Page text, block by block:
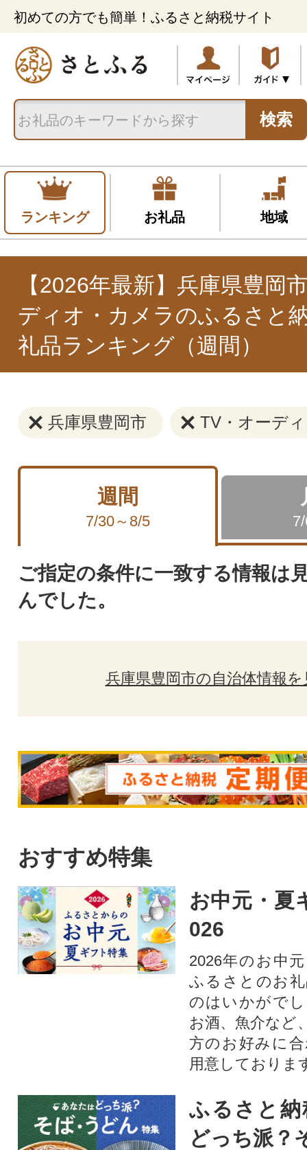
初めての方でも簡単！ふるさと納税サイト
検索
ランキング お礼品 地域
【2026年最新】兵庫県豊岡
ディオ・カメラのふるさと
礼品ランキング（週間）
兵庫県豊岡市 TV・オーデ
週間
7/30～8/5
ご指定の条件に一致する情報は
んでした。
兵庫県豊岡市の自治体情報を
おすすめ特集
お中元・夏
026
2026年のお中
ふるさとのお
のはいかがで
お酒、魚介など
方のお好みに
用意しておりま
ふるさと
どっち派？